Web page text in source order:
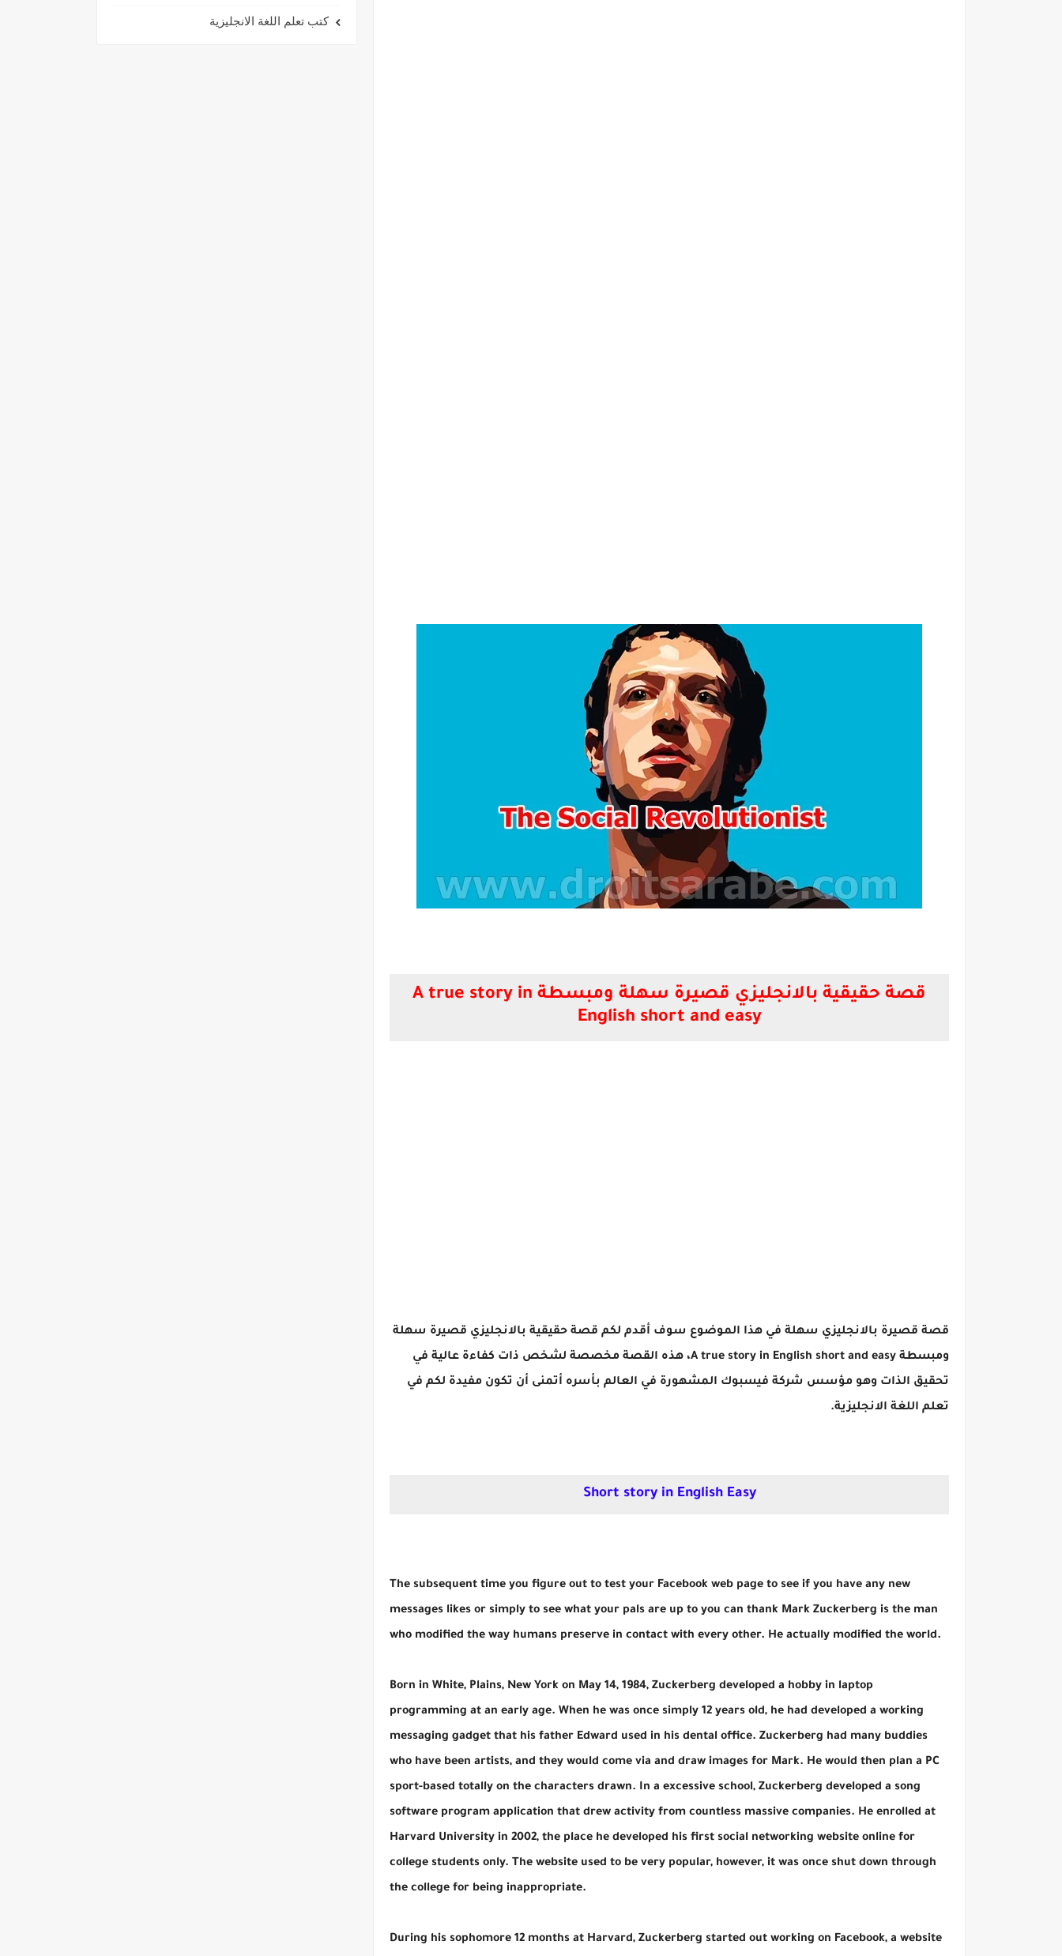
قصة حقيقية بالانجليزي قصيرة سهلة ومبسطة A true story in
English short and easy
قصة قصيرة بالانجليزي سهلة في هذا الموضوع سوف أقدم لكم قصة حقيقية بالانجليزي قصيرة سهلة
ومبسطة A true story in English short and easy، هذه القصة مخصصة لشخص ذات كفاءة عالية في
تحقيق الذات وهو مؤسس شركة فيسبوك المشهورة في العالم بأسره أتمنى أن تكون مفيدة لكم في
تعلم اللغة الانجليزية.
Short story in English Easy
The subsequent time you figure out to test your Facebook web page to see if you have any new
messages likes or simply to see what your pals are up to you can thank Mark Zuckerberg is the man
who modified the way humans preserve in contact with every other. He actually modified the world.
Born in White, Plains, New York on May 14, 1984, Zuckerberg developed a hobby in laptop
programming at an early age. When he was once simply 12 years old, he had developed a working
messaging gadget that his father Edward used in his dental office. Zuckerberg had many buddies
who have been artists, and they would come via and draw images for Mark. He would then plan a PC
sport-based totally on the characters drawn. In a excessive school, Zuckerberg developed a song
software program application that drew activity from countless massive companies. He enrolled at
Harvard University in 2002, the place he developed his first social networking website online for
college students only. The website used to be very popular, however, it was once shut down through
the college for being inappropriate.
During his sophomore 12 months at Harvard, Zuckerberg started out working on Facebook, a website
كتب تعلم اللغة الانجليزية